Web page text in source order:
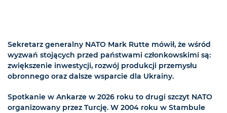
Sekretarz generalny NATO Mark Rutte mówił, że wśród
wyzwań stojących przed państwami członkowskimi są:
zwiększenie inwestycji, rozwój produkcji przemysłu
obronnego oraz dalsze wsparcie dla Ukrainy.
Spotkanie w Ankarze w 2026 roku to drugi szczyt NATO
organizowany przez Turcję. W 2004 roku w Stambule